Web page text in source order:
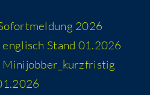
2026
Stand 01.2026
Minijobber_​kurzfristig